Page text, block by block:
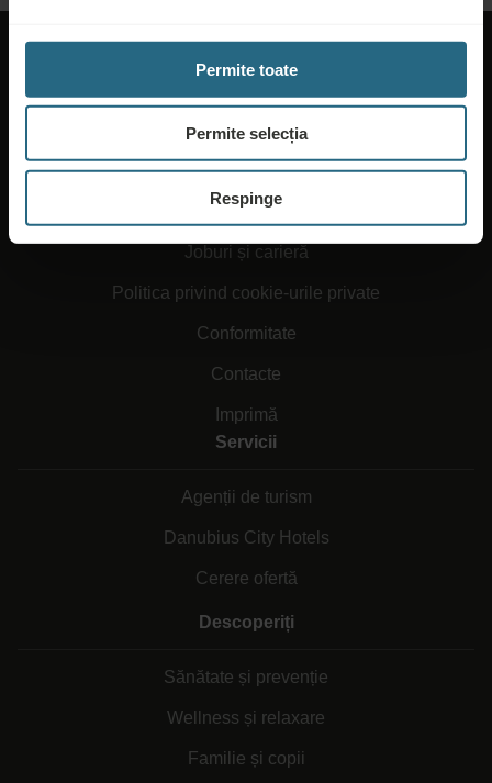
Permite toate
Permite selecția
Respinge
Despre Ensana
Termeni și condiții
Joburi și carieră
Politica privind cookie-urile private
Conformitate
Contacte
Imprimă
Servicii
Agenții de turism
Danubius City Hotels
Cerere ofertă
Descoperiți
Sănătate și prevenție
Wellness și relaxare
Familie și copii